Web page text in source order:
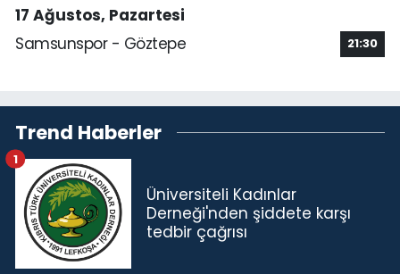
17 Ağustos, Pazartesi
Samsunspor - Göztepe
21:30
Trend Haberler
Üniversiteli Kadınlar
Derneği'nden şiddete karşı
tedbir çağrısı
1